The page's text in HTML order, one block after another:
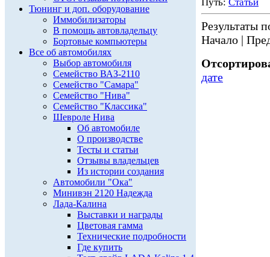
Тюнинг и доп. оборудование
Иммобилизаторы
В помощь автовладельцу
Бортовые компьютеры
Все об автомобилях
Выбор автомобиля
Семейство ВАЗ-2110
Семейство "Самара"
Семейство "Нива"
Семейство "Классика"
Шевроле Нива
Об автомобиле
О производстве
Тесты и статьи
Отзывы владельцев
Из истории создания
Автомобили "Ока"
Минивэн 2120 Надежда
Лада-Калина
Выставки и награды
Цветовая гамма
Технические подробности
Где купить
Результаты
Начало |
дате